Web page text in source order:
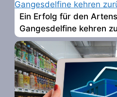
Ein Erfolg für den
Gangesdelfine kehren